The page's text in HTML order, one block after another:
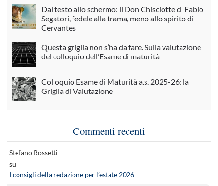
Dal testo allo schermo: il Don Chisciotte di Fabio
Segatori, fedele alla trama, meno allo spirito di
Cervantes
Questa griglia non s’ha da fare. Sulla valutazione
del colloquio dell’Esame di maturità
Colloquio Esame di Maturità a.s. 2025-26: la
Griglia di Valutazione
Commenti recenti
Stefano Rossetti
su
I consigli della redazione per l’estate 2026